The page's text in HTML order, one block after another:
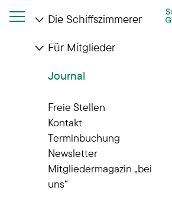
Die Schiffszimmerer
Für Mitglieder
Journal
Freie Stellen
Kontakt
Terminbuchung
Newsletter
Mitgliedermagazin „bei
uns“
Startseite
Journal
Genossenschaft aus?